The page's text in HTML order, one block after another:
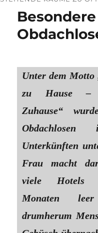
Unter dem Motto
zu Hause –
Zuhause“
Unterkünften
Frau macht
viele Hotels
Monaten
drumherum